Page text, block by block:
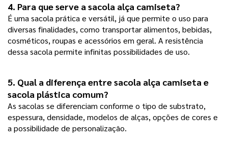
4. Para que serve a sacola alça camiseta?
É uma sacola prática e versátil, já que permite o uso para
diversas finalidades, como transportar alimentos, bebidas,
cosméticos, roupas e acessórios em geral. A resistência
dessa sacola permite infinitas possibilidades de uso.
5. Qual a diferença entre sacola alça camiseta e
sacola plástica comum?
As sacolas se diferenciam conforme o tipo de substrato,
espessura, densidade, modelos de alças, opções de cores e
a possibilidade de personalização.